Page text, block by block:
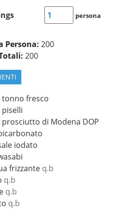
persona
Persona: 200
200
tonno fresco
piselli
prosciutto di Modena DOP
iodato
frizzante q.b
q.b
q.b
q.b